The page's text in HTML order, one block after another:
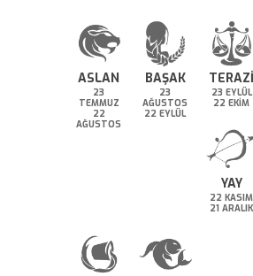
ASLAN
23
TEMMUZ
22
AĞUSTOS
BAŞAK
23
AĞUSTOS
22 EYLÜL
TERAZİ
23 EYLÜL
22 EKİM
YAY
22 KASIM
21 ARALIK